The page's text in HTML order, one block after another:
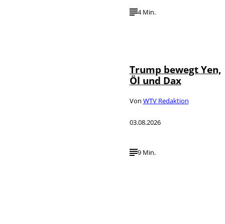
4 Min.
Trump bewegt Yen,
Öl und Dax
Von WTV Redaktion
03.08.2026
9 Min.